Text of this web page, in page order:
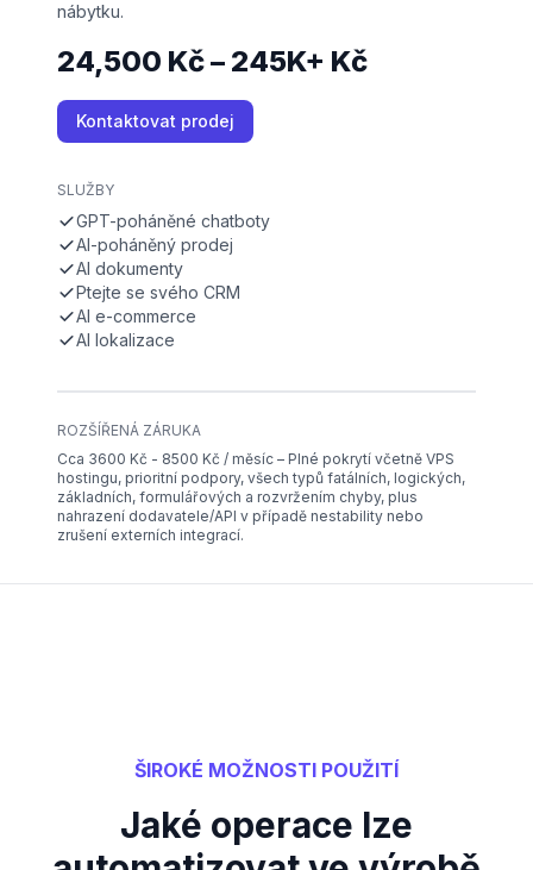
nábytku.
24,500 Kč – 245K+ Kč
Kontaktovat prodej
SLUŽBY
GPT-poháněné chatboty
AI-poháněný prodej
AI dokumenty
Ptejte se svého CRM
AI e-commerce
AI lokalizace
ROZŠÍŘENÁ ZÁRUKA
Cca 3600 Kč - 8500 Kč / měsíc – Plné pokrytí včetně VPS
hostingu, prioritní podpory, všech typů fatálních, logických,
základních, formulářových a rozvržením chyby, plus
nahrazení dodavatele/API v případě nestability nebo
zrušení externích integrací.
ŠIROKÉ MOŽNOSTI POUŽITÍ
Jaké operace lze